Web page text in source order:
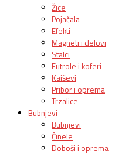
Žice
Pojačala
Efekti
Magneti i delovi
Stalci
Futrole i koferi
Kaiševi
Pribor i oprema
Trzalice
Bubnjevi
Bubnjevi
Činele
Doboši i oprema